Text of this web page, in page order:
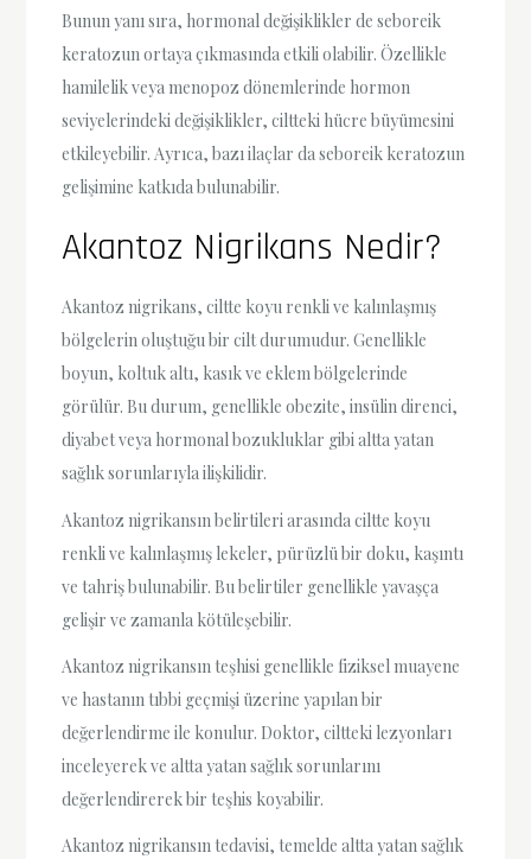
Bunun yanı sıra, hormonal değişiklikler de seboreik
keratozun ortaya çıkmasında etkili olabilir. Özellikle
hamilelik veya menopoz dönemlerinde hormon
seviyelerindeki değişiklikler, ciltteki hücre büyümesini
etkileyebilir. Ayrıca, bazı ilaçlar da seboreik keratozun
gelişimine katkıda bulunabilir.
Akantoz Nigrikans Nedir?
Akantoz nigrikans, ciltte koyu renkli ve kalınlaşmış
bölgelerin oluştuğu bir cilt durumudur. Genellikle
boyun, koltuk altı, kasık ve eklem bölgelerinde
görülür. Bu durum, genellikle obezite, insülin direnci,
diyabet veya hormonal bozukluklar gibi altta yatan
sağlık sorunlarıyla ilişkilidir.
Akantoz nigrikansın belirtileri arasında ciltte koyu
renkli ve kalınlaşmış lekeler, pürüzlü bir doku, kaşıntı
ve tahriş bulunabilir. Bu belirtiler genellikle yavaşça
gelişir ve zamanla kötüleşebilir.
Akantoz nigrikansın teşhisi genellikle fiziksel muayene
ve hastanın tıbbi geçmişi üzerine yapılan bir
değerlendirme ile konulur. Doktor, ciltteki lezyonları
inceleyerek ve altta yatan sağlık sorunlarını
değerlendirerek bir teşhis koyabilir.
Akantoz nigrikansın tedavisi, temelde altta yatan sağlık